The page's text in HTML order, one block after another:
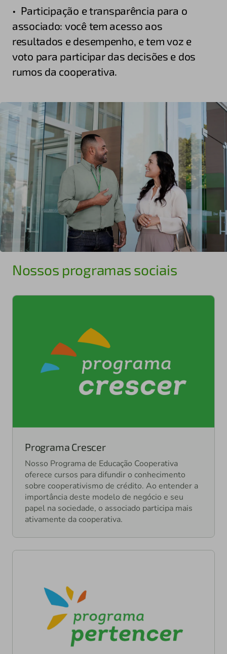
• Participação e transparência para o
associado: você tem acesso aos
resultados e desempenho, e tem voz e
voto para participar das decisões e dos
rumos da cooperativa.
Nossos programas sociais
Programa Crescer
Nosso Programa de Educação Cooperativa
oferece cursos para difundir o conhecimento
sobre cooperativismo de crédito. Ao entender a
importância deste modelo de negócio e seu
papel na sociedade, o associado participa mais
ativamente da cooperativa.